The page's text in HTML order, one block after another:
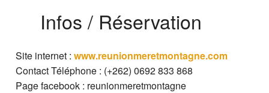
Signaler une erreur ou Proposer une
Infos / Réservation
Site internet : www.reunionmeretmontagne.com
Contact Téléphone : (+262) 0692 833 868
Page facebook : reunionmeretmontagne